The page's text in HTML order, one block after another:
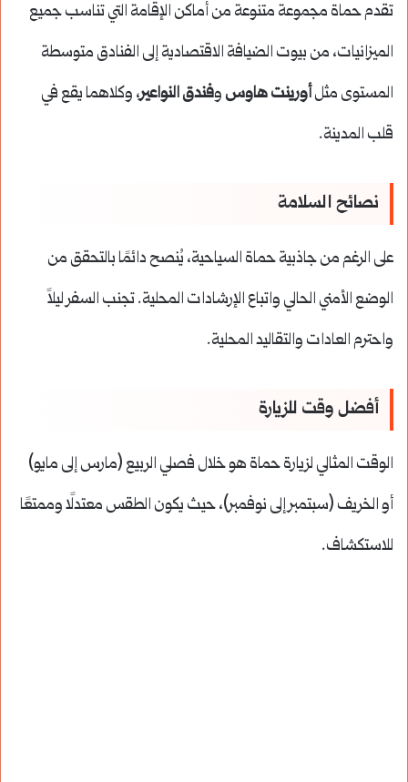
تقدم حماة مجموعة متنوعة من أماكن الإقامة التي تناسب جميع
الميزانيات، من بيوت الضيافة الاقتصادية إلى الفنادق متوسطة
المستوى مثلأورينت هاوس وفندق النواعير، وكلاهما يقع في
قلب المدينة.
نصائح السلامة
على الرغم من جاذبية حماة السياحية، يُنصح دائمًا بالتحقق من
الوضع الأمني الحالي واتباع الإرشادات المحلية. تجنب السفر ليلاً
واحترم العادات والتقاليد المحلية.
أفضل وقت للزيارة
الوقت المثالي لزيارة حماة هو خلال فصلي الربيع (مارس إلى مايو)
أو الخريف (سبتمبر إلى نوفمبر)، حيث يكون الطقس معتدلًا وممتعًا
للاستكشاف.